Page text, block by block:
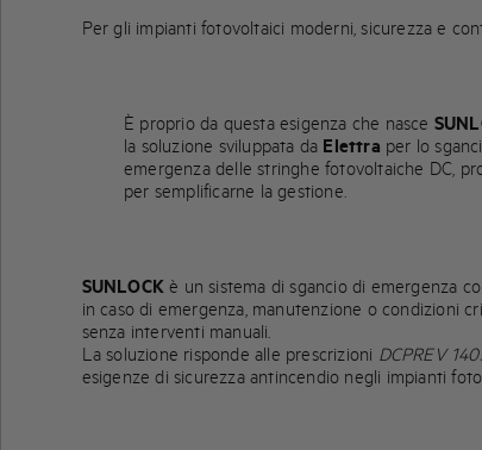
Per gli impianti fotovoltaici moderni, sicurezza e
È proprio da questa esigenza che nasce
la soluzione sviluppata da Elettra per lo
emergenza delle stringhe fotovoltaiche DC,
per semplificarne la gestione.
SUNLOCK è un sistema di sgancio di emergenza
in caso di emergenza, manutenzione o condizioni
senza interventi manuali.
La soluzione risponde alle prescrizioni DCPREV
esigenze di sicurezza antincendio negli impianti